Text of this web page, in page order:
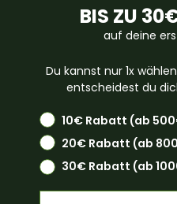
BIS ZU
auf deine
Du kannst nur 1x
entscheidest du
10€ Rabatt (ab
20€ Rabatt (ab
30€ Rabatt (ab